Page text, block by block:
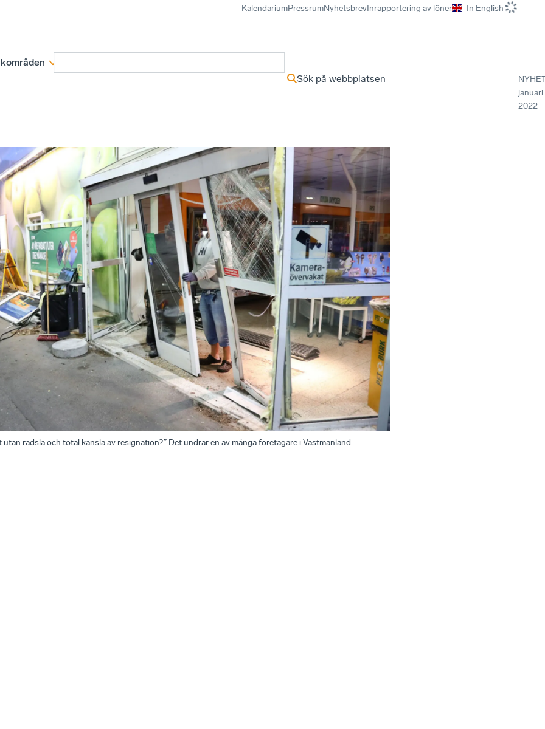
KalendariumPressrumNyhetsbrevInrapportering av löner In English
Sök på webbplatsen
januari
2022
rädsla och total känsla av resignation?” Det undrar en av många företagare i Västmanland.